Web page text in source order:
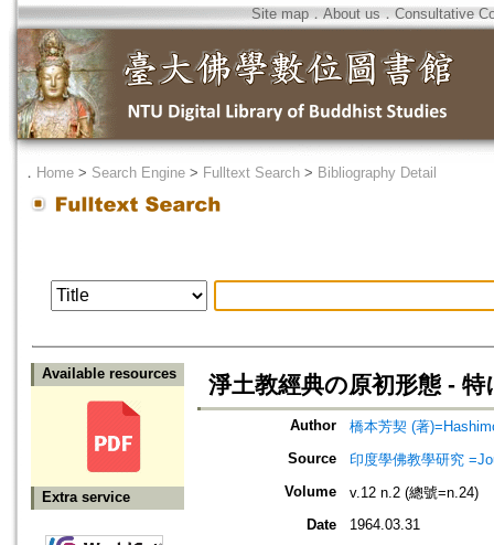
Site map．About us ． Consultative
． Home > Search Engine > Fulltext Search > Bibliography Detail
Available resources
Extra service
淨土教經典の原初形態 -
Author
橋本芳契 (著
Source
印度學佛教學研究
Volume
v.12 n.2 (總號=n.24)
Date
1964.03.31